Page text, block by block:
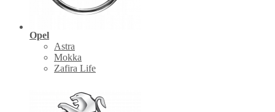
Opel
Astra
Mokka
Zafira Life